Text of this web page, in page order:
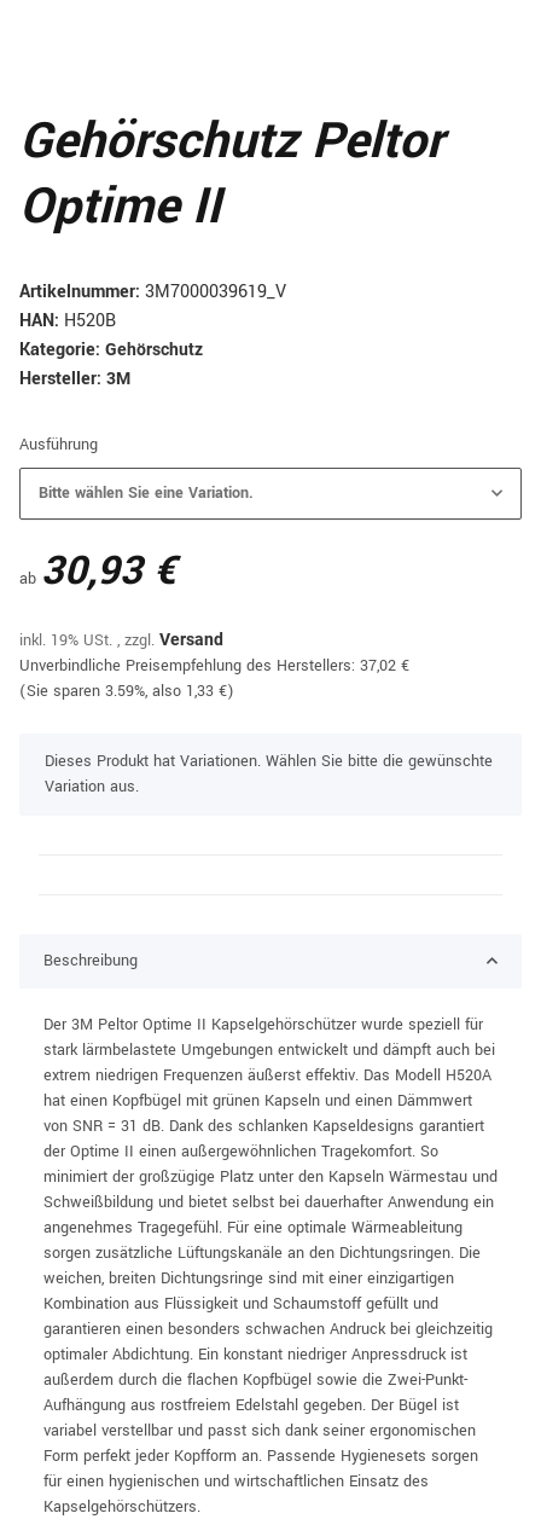
Gehörschutz Peltor
Optime II
Artikelnummer: 3M7000039619_V
HAN: H520B
Kategorie: Gehörschutz
Hersteller: 3M
Ausführung
Bitte wählen Sie eine Variation.
ab 30,93 €
inkl. 19% USt. , zzgl. Versand
Unverbindliche Preisempfehlung des Herstellers: 37,02 €
(Sie sparen 3.59%, also 1,33 €)
xDieses Produkt hat Variationen. Wählen Sie bitte die gewünschte
Variation aus.
Beschreibung
Der 3M Peltor Optime II Kapselgehörschützer wurde speziell für
stark lärmbelastete Umgebungen entwickelt und dämpft auch bei
extrem niedrigen Frequenzen äußerst effektiv. Das Modell H520A
hat einen Kopfbügel mit grünen Kapseln und einen Dämmwert
von SNR = 31 dB. Dank des schlanken Kapseldesigns garantiert
der Optime II einen außergewöhnlichen Tragekomfort. So
minimiert der großzügige Platz unter den Kapseln Wärmestau und
Schweißbildung und bietet selbst bei dauerhafter Anwendung ein
angenehmes Tragegefühl. Für eine optimale Wärmeableitung
sorgen zusätzliche Lüftungskanäle an den Dichtungsringen. Die
weichen, breiten Dichtungsringe sind mit einer einzigartigen
Kombination aus Flüssigkeit und Schaumstoff gefüllt und
garantieren einen besonders schwachen Andruck bei gleichzeitig
optimaler Abdichtung. Ein konstant niedriger Anpressdruck ist
außerdem durch die flachen Kopfbügel sowie die Zwei-Punkt-
Aufhängung aus rostfreiem Edelstahl gegeben. Der Bügel ist
variabel verstellbar und passt sich dank seiner ergonomischen
Form perfekt jeder Kopfform an. Passende Hygienesets sorgen
für einen hygienischen und wirtschaftlichen Einsatz des
Kapselgehörschützers.